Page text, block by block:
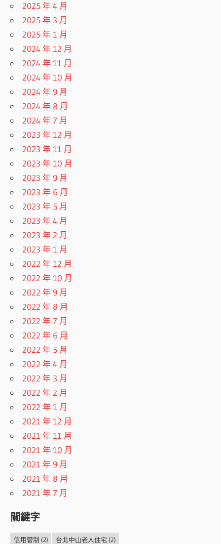
2025 年 4 月
2025 年 3 月
2025 年 1 月
2024 年 12 月
2024 年 11 月
2024 年 10 月
2024 年 9 月
2024 年 8 月
2024 年 7 月
2023 年 12 月
2023 年 11 月
2023 年 10 月
2023 年 9 月
2023 年 6 月
2023 年 5 月
2023 年 4 月
2023 年 2 月
2023 年 1 月
2022 年 12 月
2022 年 10 月
2022 年 9 月
2022 年 8 月
2022 年 7 月
2022 年 6 月
2022 年 5 月
2022 年 4 月
2022 年 3 月
2022 年 2 月
2022 年 1 月
2021 年 12 月
2021 年 11 月
2021 年 10 月
2021 年 9 月
2021 年 8 月
2021 年 7 月
關鍵字
信用管制 (2) 台北中山老人住宅 (2)